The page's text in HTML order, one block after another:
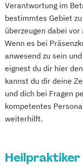
Verantwortung im
bestimmtes Gebiet
überzeugen dabei
Wenn es bei
anwesend zu sein
eignest du dir hier
kannst du dir deine
und dich bei Fragen
kompetentes
weiterhilft.
Heilpraktiker